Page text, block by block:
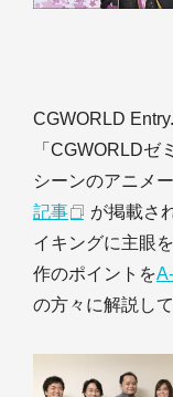
CGWORLD
「CGWORLDゼ
シーンのアニメ
記事
が掲載さ
イキングに主眼
作のポイントを
の方々に解説し